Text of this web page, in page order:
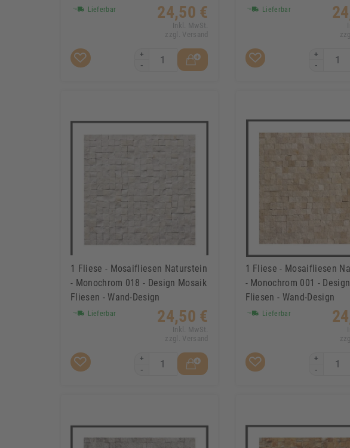
DesignLieferbar 24,50 €
Inkl. MwSt.
zzgl. Versand
+
-
DesignLieferbar
+
-
1 Fliese - Mosaifliesen Naturstein
- Monochrom 018 - Design Mosaik
Fliesen - Wand-Design
Lieferbar 24,50 €
Inkl. MwSt.
zzgl. Versand
+
-
1 Fliese - Mosaifliesen
- Monochrom 001 -
Fliesen - Wand-Design
Lieferbar
+
-